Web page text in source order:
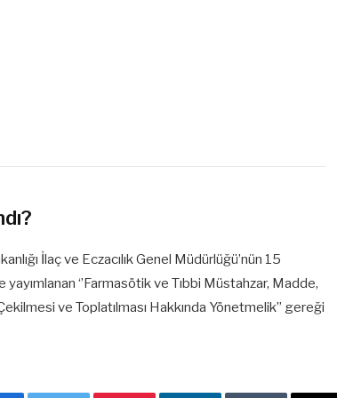
İlaç ve Eczacılık Genel Müdürlüğü’nün 15
‘’Farmasötik ve Tıbbi Müstahzar, Madde,
ve Toplatılması Hakkında Yönetmelik’’ gereği